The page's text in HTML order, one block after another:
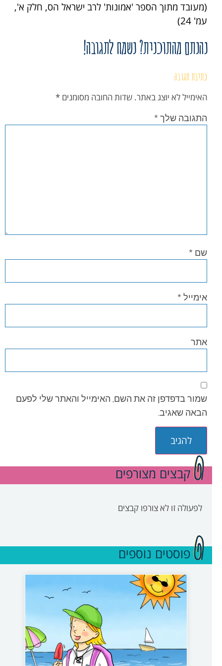
(מעובד מתוך הספר 'אמונות' לרב ישראל הס, חלק א',
עמ' 24)
נהנתם מהתוכנית? נשמח לתגובה!
כתיבת תגובה
האימייל לא יוצג באתר. שדות החובה מסומנים *
התגובה שלך *
שם *
אימייל *
אתר
שמור בדפדפן זה את השם, האימייל והאתר שלי לפעם
הבאה שאגיב.
קבצים מצורפים
לפעולה זו לא צורפו קבצים
פוסטים נוספים